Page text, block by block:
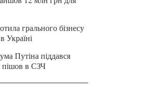
грального бізнесу
Україні
Путіна піддався
пішов в СЗЧ